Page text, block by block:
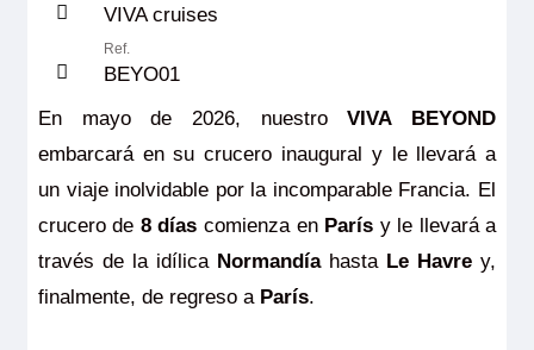
VIVA cruises
Ref.
BEYO01
En mayo de 2026, nuestroVIVA BEYOND
embarcará en su crucero inaugural y le llevará a
un viaje inolvidable por la incomparable Francia. El
crucero de 8 días comienza en París y le llevará a
través de la idílica Normandíahasta Le Havre y,
finalmente, de regreso a París.